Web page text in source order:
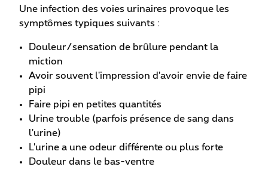
Une infection des voies urinaires provoque les
symptômes typiques suivants :
Douleur/sensation de brûlure pendant la
miction
Avoir souvent l'impression d'avoir envie de faire
pipi
Faire pipi en petites quantités
Urine trouble (parfois présence de sang dans
l'urine)
L'urine a une odeur différente ou plus forte
Douleur dans le bas-ventre